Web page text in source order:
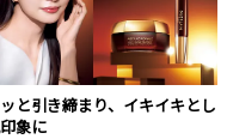
と引き締まり、イキイキとし
象に